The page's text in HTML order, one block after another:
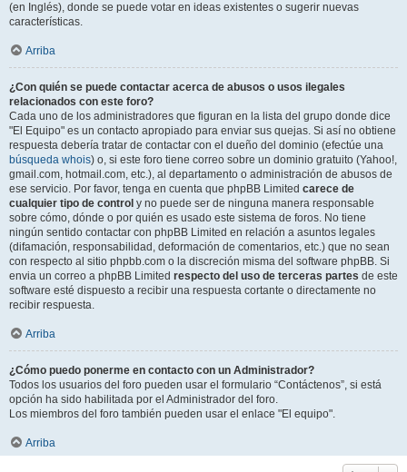
(en Inglés), donde se puede votar en ideas existentes o sugerir nuevas
características.
Arriba
¿Con quién se puede contactar acerca de abusos o usos ilegales
relacionados con este foro?
Cada uno de los administradores que figuran en la lista del grupo donde dice
"El Equipo" es un contacto apropiado para enviar sus quejas. Si así no obtiene
respuesta debería tratar de contactar con el dueño del dominio (efectúe una
búsqueda whois) o, si este foro tiene correo sobre un dominio gratuito (Yahoo!,
gmail.com, hotmail.com, etc.), al departamento o administración de abusos de
ese servicio. Por favor, tenga en cuenta que phpBB Limited carece de
cualquier tipo de control y no puede ser de ninguna manera responsable
sobre cómo, dónde o por quién es usado este sistema de foros. No tiene
ningún sentido contactar con phpBB Limited en relación a asuntos legales
(difamación, responsabilidad, deformación de comentarios, etc.) que no sean
con respecto al sitio phpbb.com o la discreción misma del software phpBB. Si
envia un correo a phpBB Limited respecto del uso de terceras partes de este
software esté dispuesto a recibir una respuesta cortante o directamente no
recibir respuesta.
Arriba
¿Cómo puedo ponerme en contacto con un Administrador?
Todos los usuarios del foro pueden usar el formulario “Contáctenos”, si está
opción ha sido habilitada por el Administrador del foro.
Los miembros del foro también pueden usar el enlace "El equipo".
Arriba